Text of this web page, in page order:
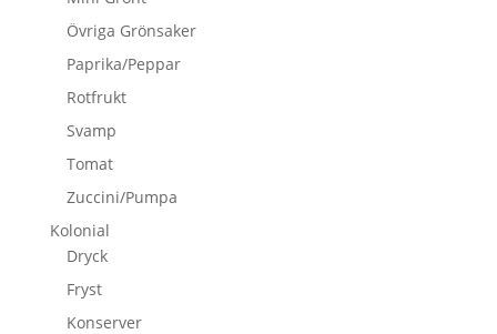
Övriga Grönsaker
Paprika/Peppar
Rotfrukt
Svamp
Tomat
Zuccini/Pumpa
Kolonial
Dryck
Fryst
Konserver